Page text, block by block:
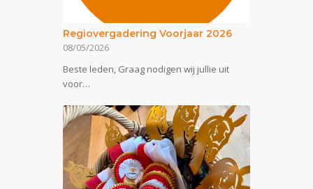
Regiovergadering Voorjaar 2026
08/05/2026
Beste leden, Graag nodigen wij jullie uit
voor…